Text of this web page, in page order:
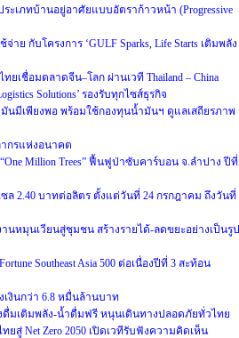
เภทบ้านอยู่อาศัยแบบอัตราก้าวหน้า (Progressive
กับโครงการ ‘GULF Sparks, Life Starts เติมพลัง
ยเชื่อมตลาดจีน–โลก ผ่านเวที Thailand – China
Solutions’ รองรับทุกไซส์ธุรกิจ
มีเพียงพอ พร้อมใช้กองทุนน้ำมันฯ ดูแลเสถียรภาพ
กรแห่งอนาคต
Million Trees” ฟื้นฟูป่าซับคาร์บอน จ.ลำปาง ปีที่
ล 2.40 บาทต่อลิตร ตั้งแต่วันที่ 24 กรกฎาคม ถึงวันที่
านหมุนเวียนสู่ชุมชน สร้างรายได้-ลดขยะอย่างเป็นรูป
Southeast Asia 500 ต่อเนื่องปีที่ 3 สะท้อน
งินกว่า 6.8 หมื่นล้านบาท
ดื่มเติมพลัง-น้ำดื่มฟรี หนุนเดินทางปลอดภัยทั่วไทย
สู่ Net Zero 2050 เปิดเวทีรับฟังความคิดเห็น